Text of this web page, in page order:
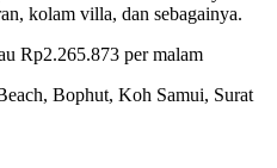
kolam villa, dan sebagainya.
Rp2.265.873 per malam
Bophut, Koh Samui, Surat